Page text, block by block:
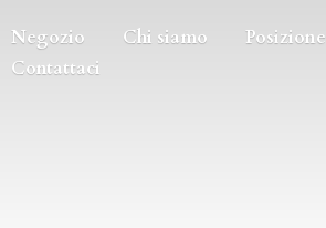
Negozio Chi siamo
Posizione
Contattaci